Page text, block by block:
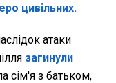
цивільних.
атаки
загинули
сім'я з батьком,